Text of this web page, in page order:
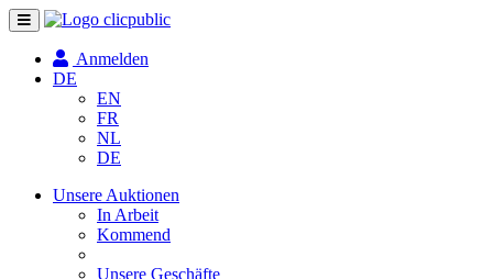
Navigation
umschalten
Anmelden
DE
EN
FR
NL
DE
Unsere Auktionen
In Arbeit
Kommend
Unsere Geschäfte